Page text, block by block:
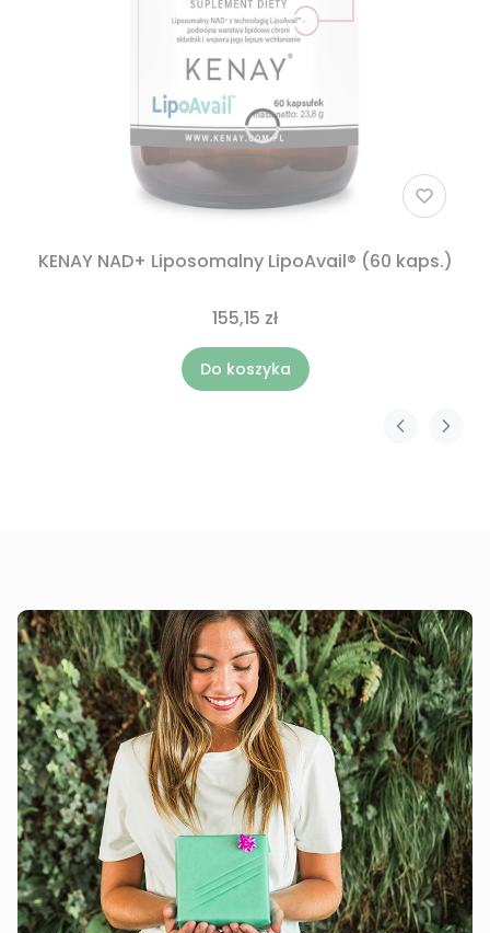
KENAY NAD+ Liposomalny LipoAvail® (60 kaps.)
155,15 zł
Do koszyka